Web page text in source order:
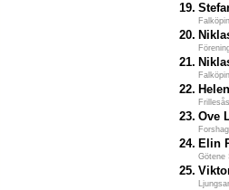
19.
20.
21.
22.
23. Ove
24. Elin
Götene
25.